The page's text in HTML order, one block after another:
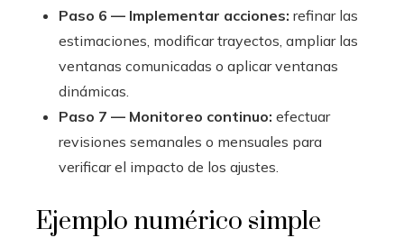
Paso 6 — Implementar acciones: refinar las
estimaciones, modificar trayectos, ampliar las
ventanas comunicadas o aplicar ventanas
dinámicas.
Paso 7 — Monitoreo continuo: efectuar
revisiones semanales o mensuales para
verificar el impacto de los ajustes.
Ejemplo numérico simple